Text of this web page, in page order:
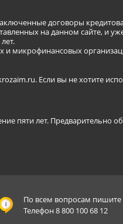
договоры
на данном сайте, и
и микрофинансовых
Если вы не хотите
пяти лет. Предварительно
По всем вопросам пишите
Телефон 8 800 100 68 12